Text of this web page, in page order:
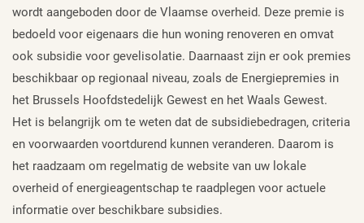
wordt aangeboden door de Vlaamse overheid. Deze premie is
bedoeld voor eigenaars die hun woning renoveren en omvat
ook subsidie voor gevelisolatie. Daarnaast zijn er ook premies
beschikbaar op regionaal niveau, zoals de Energiepremies in
het Brussels Hoofdstedelijk Gewest en het Waals Gewest.
Het is belangrijk om te weten dat de subsidiebedragen, criteria
en voorwaarden voortdurend kunnen veranderen. Daarom is
het raadzaam om regelmatig de website van uw lokale
overheid of energieagentschap te raadplegen voor actuele
informatie over beschikbare subsidies.